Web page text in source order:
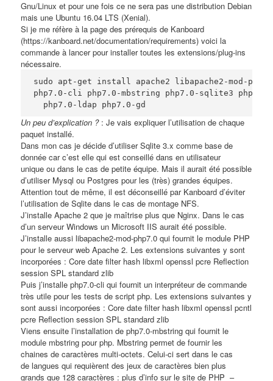
Gnu/Linux et pour une fois ce ne sera pas une distribution Debian
mais une Ubuntu 16.04 LTS (Xenial).
Si je me réfère à la page des prérequis de Kanboard
(https://kanboard.net/documentation/requirements) voici la
commande à lancer pour installer toutes les extensions/plug-ins
nécessaire.
sudo apt-get install apache2 libapache2-mod-
php7.0-cli php7.0-mbstring php7.0-sqlite3
  php7.0-ldap php7.0-gd
Un peu d’explication ?: Je vais expliquer l’utilisation de chaque
paquet installé.
Dans mon cas je décide d’utiliser Sqlite 3.x comme base de
donnée car c’est elle qui est conseillé dans en utilisateur
unique ou dans le cas de petite équipe. Mais il aurait été possible
d’utiliser Mysql ou Postgres pour les (très) grandes équipes.
Attention tout de même, il est déconseillé par Kanboard d’éviter
l’utilisation de Sqlite dans le cas de montage NFS.
J’installeApache 2 que je maîtrise plus que Nginx. Dans le cas
d’un serveur Windows un Microsoft IIS aurait été possible.
J’installe aussilibapache2-mod-php7.0 qui fournit le module PHP
pour le serveur web Apache 2. Les extensions suivantes y sont
incorporées : Core date filter hash libxml openssl pcre Reflection
session SPL standard zlib
Puis j’installephp7.0-cli qui fournit un interpréteur de commande
très utile pour les tests de script php. Les extensions suivantes y
sont aussi incorporées : Core date filter hash libxml openssl pcntl
pcre Reflection session SPL standard zlib
Viens ensuite l’installation dephp7.0-mbstring qui fournit le
module mbstring pour php. Mbstring permet de fournir les
chaines de caractères multi-octets. Celui-ci sert dans le cas
de langues qui requièrent des jeux de caractères bien plus
grands que 128 caractères : plus d’info sur le site de PHP –